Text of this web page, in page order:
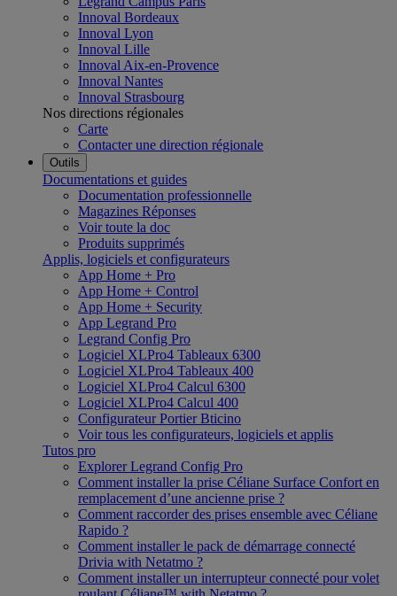
Innoval Bordeaux
Innoval Lyon
Innoval Lille
Innoval Aix-en-Provence
Innoval Nantes
Innoval Strasbourg
Nos directions régionales
Carte
Contacter une direction régionale
Outils
Documentations et guides
Documentation professionnelle
Magazines Réponses
Voir toute la doc
Produits supprimés
Applis, logiciels et configurateurs
App Home + Pro
App Home + Control
App Home + Security
App Legrand Pro
Legrand Config Pro
Logiciel XLPro4 Tableaux 6300
Logiciel XLPro4 Tableaux 400
Logiciel XLPro4 Calcul 6300
Logiciel XLPro4 Calcul 400
Configurateur Portier Bticino
Voir tous les configurateurs, logiciels et applis
Tutos pro
Explorer Legrand Config Pro
Comment installer la prise Céliane Surface Confort en
remplacement d’une ancienne prise ?
Comment raccorder des prises ensemble avec Céliane
Rapido ?
Comment installer le pack de démarrage connecté
Drivia with Netatmo ?
Comment installer un interrupteur connecté pour volet